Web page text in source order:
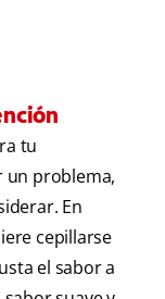
tu
un problema,
En
cepillarse
el sabor a